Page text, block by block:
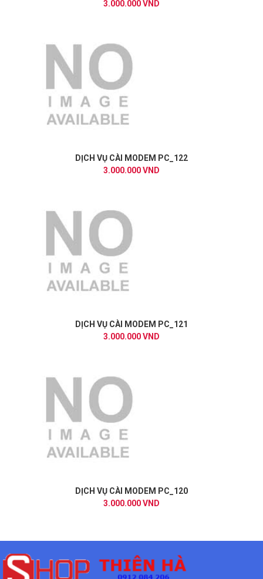
3.000.000 VND
DỊCH VỤ CÀI MODEM PC_122
3.000.000 VND
DỊCH VỤ CÀI MODEM PC_121
3.000.000 VND
DỊCH VỤ CÀI MODEM PC_120
3.000.000 VND